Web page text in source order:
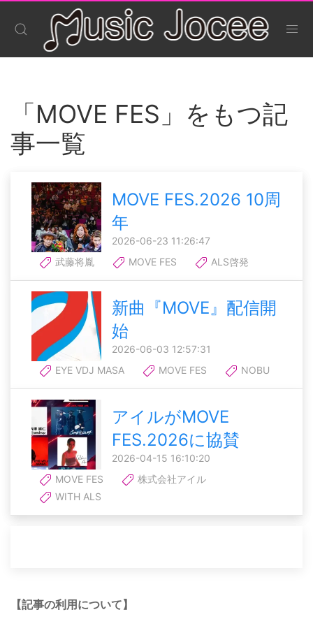
「MOVE FES」をもつ記
事一覧
MOVE FES.2026 10周
年
2026-06-23 11:26:47
武藤将胤
MOVE FES ALS啓発
新曲『MOVE』配信開
始
2026-06-03 12:57:31
EYE VDJ MASA
MOVE FES NOBU
アイルがMOVE
FES.2026に協賛
2026-04-15 16:10:20
MOVE FES
株式会社アイル
WITH ALS
【記事の利用について】